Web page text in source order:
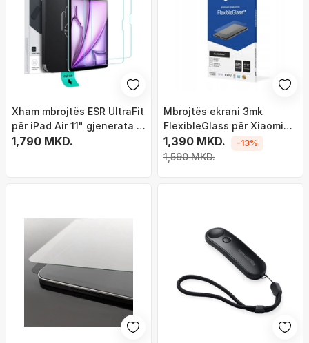
Xham mbrojtës ESR UltraFit
për iPad Air 11" gjenerata 6
7, 2 copë, xham i fortë
1,790 MKD.
Mbrojtës ekrani 3mk
FlexibleGlass për Xiaomi
Redmi Pad 2 Pro, xham
hibrid, transparent
1,390 MKD.
1,590 MKD.
-13%